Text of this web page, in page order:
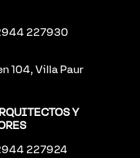
227930
104, Villa Paur
Y
227924